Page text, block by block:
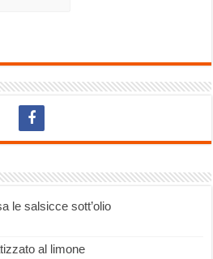
le salsicce sott’olio
al limone